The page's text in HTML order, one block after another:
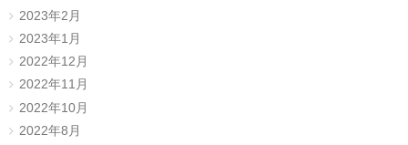
2023年2月
2023年1月
2022年12月
2022年11月
2022年10月
2022年8月